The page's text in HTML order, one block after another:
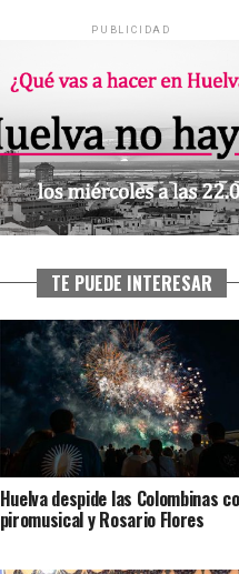
PUBLICIDAD
TE PUEDE INTERESAR
Huelva despide las Colombinas
piromusical y Rosario Flores